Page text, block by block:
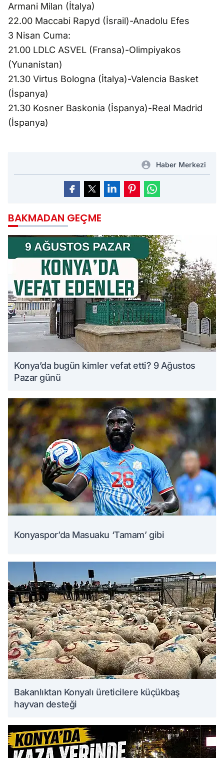
Armani Milan (İtalya)
22.00 Maccabi Rapyd (İsrail)-Anadolu Efes
3 Nisan Cuma:
21.00 LDLC ASVEL (Fransa)-Olimpiyakos
(Yunanistan)
21.30 Virtus Bologna (İtalya)-Valencia Basket
(İspanya)
21.30 Kosner Baskonia (İspanya)-Real Madrid
(İspanya)
Haber Merkezi
BAKMADAN GEÇME
Konya’da bugün kimler vefat etti? 9 Ağustos
Pazar günü
Konyaspor’da Masuaku ‘Tamam’ gibi
Bakanlıktan Konyalı üreticilere küçükbaş
hayvan desteği